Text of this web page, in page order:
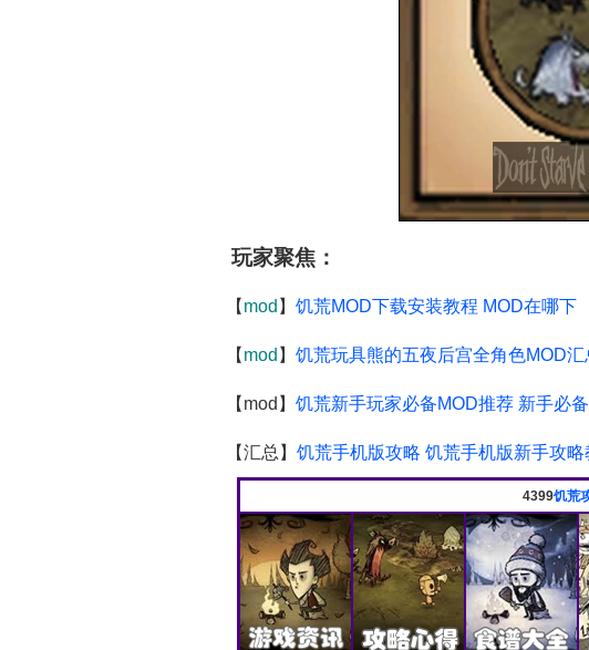
玩家聚焦：
【 mod 】 饥荒MOD下载安装教程 MOD在哪下
【 mod 】 饥荒玩具熊的五夜后宫全角色MOD汇
【mod】 饥荒新手玩家必备MOD推荐 新手必
【汇总】 饥荒手机版攻略 饥荒手机版新手攻
4399饥荒